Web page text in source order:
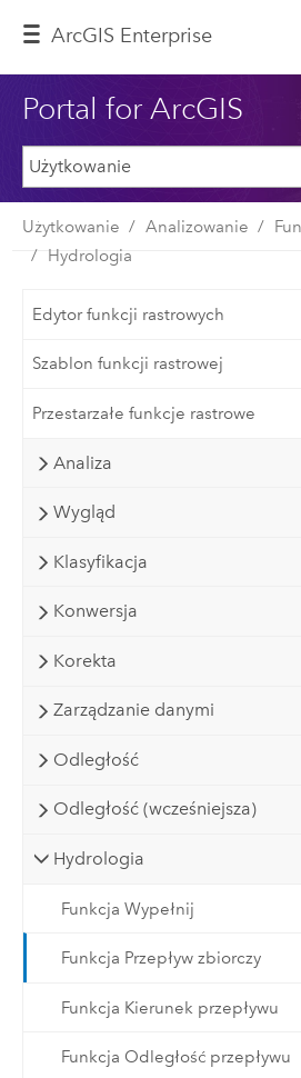
ArcGIS Enterprise
Portal for ArcGIS
Użytkowanie Analizowanie
Hydrologia
Edytor funkcji rastrowych
Szablon funkcji rastrowej
Przestarzałe funkcje rastrowe
Analiza
Wygląd
Klasyfikacja
Konwersja
Korekta
Zarządzanie danymi
Odległość
Odległość (wcześniejsza)
Hydrologia
Funkcja Wypełnij
Funkcja Przepływ zbiorczy
Funkcja Kierunek przepływu
Funkcja Odległość przepływu